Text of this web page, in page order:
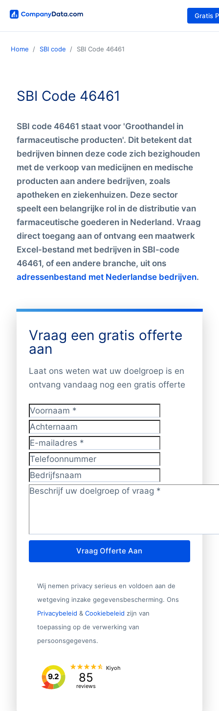
Gratis
Home SBI code SBI Code 46461
SBI Code 46461
SBI code 46461 staat voor 'Groothandel in
farmaceutische producten'. Dit betekent dat
bedrijven binnen deze code zich bezighouden
met de verkoop van medicijnen en medische
producten aan andere bedrijven, zoals
apotheken en ziekenhuizen. Deze sector
speelt een belangrijke rol in de distributie van
farmaceutische goederen in Nederland. Vraag
direct toegang aan of ontvang een maatwerk
Excel-bestand met bedrijven in SBI-code
46461, of een andere branche, uit ons
adressenbestand met Nederlandse bedrijven.
Vraag een gratis offerte
aan
Laat ons weten wat uw doelgroep is en
ontvang vandaag nog een gratis offerte
Voornaam*
Achternaam
E-mailadres*
Telefoonnummer
Bedrijfsnaam
Doelgroep/vraag?
*
Vraag Offerte Aan
Wij nemen privacy serieus en voldoen aan de
wetgeving inzake gegevensbescherming. Ons
Privacybeleid & Cookiebeleid zijn van
toepassing op de verwerking van
persoonsgegevens.
9.2 85
reviews
Kiyoh